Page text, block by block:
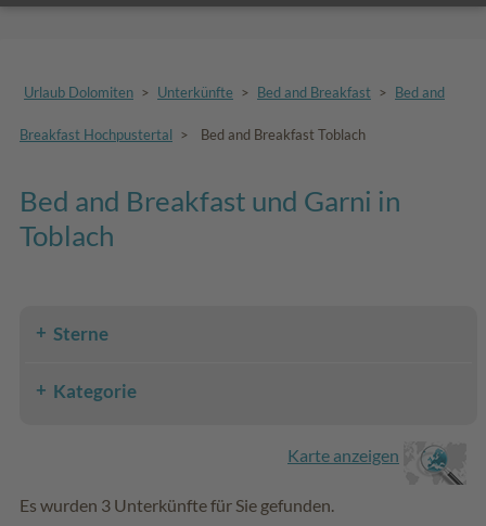
Urlaub Dolomiten > Unterkünfte > Bed and Breakfast > Bed and
Breakfast Hochpustertal > Bed and Breakfast Toblach
Bed and Breakfast und Garni in
Toblach
Sterne
Kategorie
Karte anzeigen
Es wurden 3 Unterkünfte für Sie gefunden.